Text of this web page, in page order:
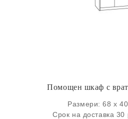
Помощен шкаф с
Размери: 68 х
Срок на доставка 30